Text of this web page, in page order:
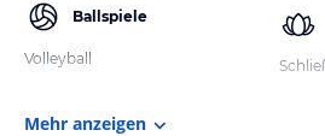
Ballspiele
Volleyball
Mehr anzeigen